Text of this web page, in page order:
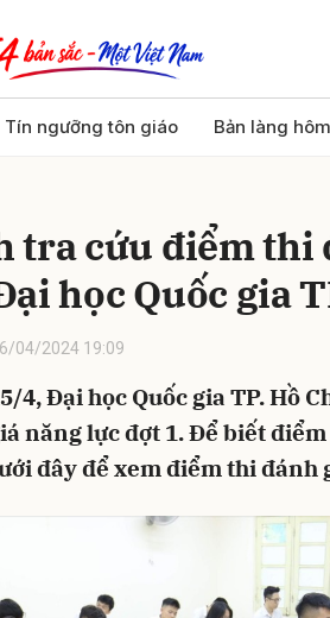
Tín ngưỡng tôn giáo Bản làng
tra cứu điểm thi
học Quốc gia
04/2024 19:09
4, Đại học Quốc gia TP. Hồ
năng lực đợt 1. Để biết
đây để xem điểm thi
Gửi bình luận